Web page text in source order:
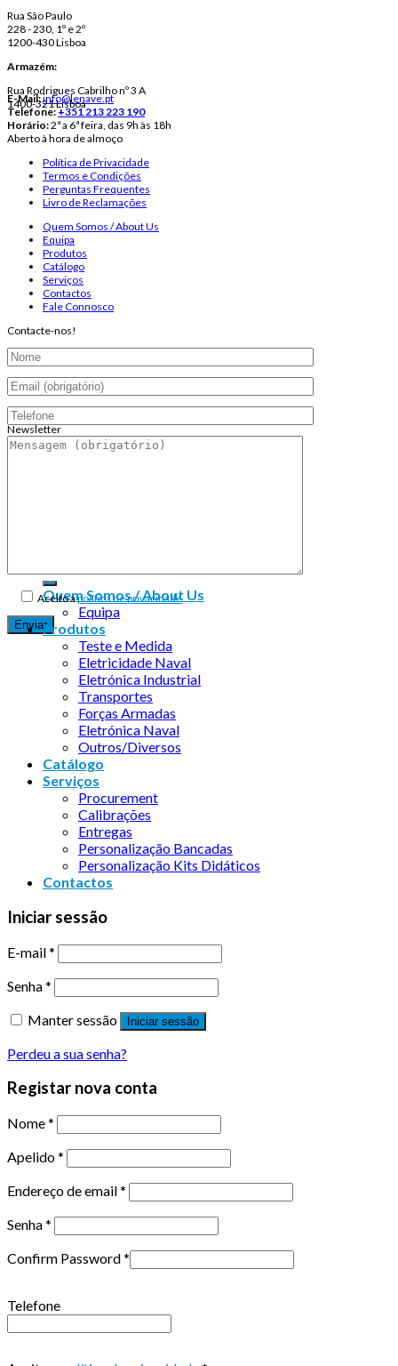
Rua São Paulo
228 - 230, 1º e 2º
1200-430 Lisboa
Armazém:
Rua Rodrigues Cabrilho nº 3 A
1400-321 Lisboa
E-Mail:info@lenave.pt
Telefone:+351 213 223 190
Horário:2ª a 6ª feira, das 9h às 18h
Aberto à hora de almoço
Política de Privacidade
Termos e Condições
Perguntas Frequentes
Livro de Reclamações
Quem Somos / About Us
Equipa
Produtos
Catálogo
Serviços
Contactos
Fale Connosco
Contacte-nos!
Aceito apolítica de privacidade
Newsletter
Endereço de email:
Quem Somos / About Us
Equipa
Produtos
Teste e Medida
Eletricidade Naval
Eletrónica Industrial
Transportes
Forças Armadas
Eletrónica Naval
Outros/Diversos
Catálogo
Serviços
Procurement
Calibrações
Entregas
Personalização Bancadas
Personalização Kits Didáticos
Contactos
Iniciar sessão
E-mail*
Senha*
Manter sessão
Iniciar sessão
Perdeu a sua senha?
Registar nova conta
Nome*
Apelido*
Endereço de email*
Senha*
Confirm Password*
Telefone